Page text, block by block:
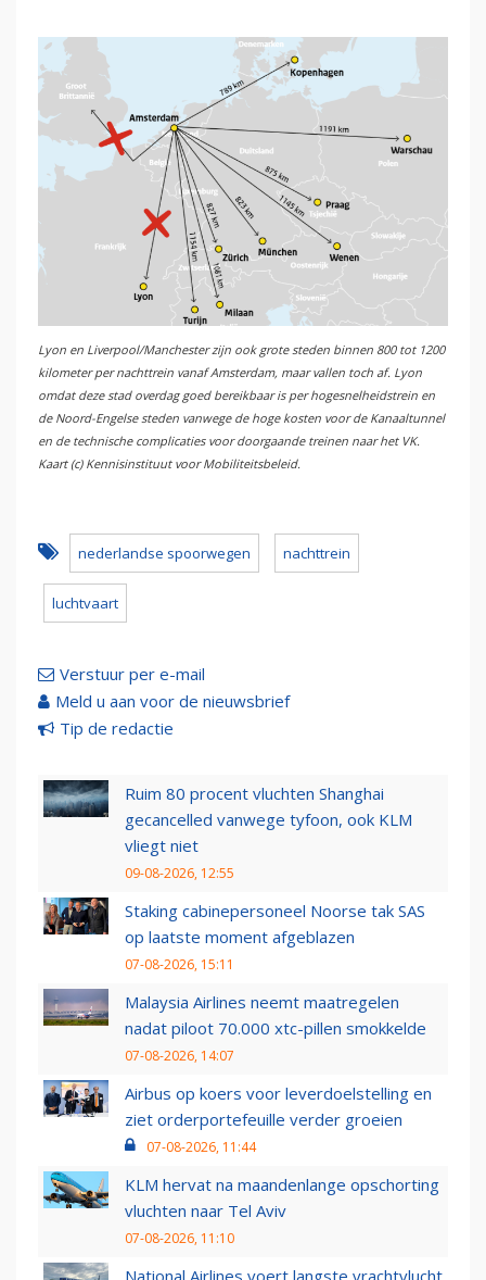
Lyon en Liverpool/Manchester zijn ook grote steden binnen 800 tot 1200
kilometer per nachttrein vanaf Amsterdam, maar vallen toch af. Lyon
omdat deze stad overdag goed bereikbaar is per hogesnelheidstrein en
de Noord-Engelse steden vanwege de hoge kosten voor de Kanaaltunnel
en de technische complicaties voor doorgaande treinen naar het VK.
Kaart (c) Kennisinstituut voor Mobiliteitsbeleid.
nederlandse spoorwegen nachttrein
luchtvaart
Verstuur per e-mail
Meld u aan voor de nieuwsbrief
Tip de redactie
Ruim 80 procent vluchten Shanghai
gecancelled vanwege tyfoon, ook KLM
vliegt niet
09-08-2026, 12:55
Staking cabinepersoneel Noorse tak SAS
op laatste moment afgeblazen
07-08-2026, 15:11
Malaysia Airlines neemt maatregelen
nadat piloot 70.000 xtc-pillen smokkelde
07-08-2026, 14:07
Airbus op koers voor leverdoelstelling en
ziet orderportefeuille verder groeien
07-08-2026, 11:44
KLM hervat na maandenlange opschorting
vluchten naar Tel Aviv
07-08-2026, 11:10
National Airlines voert langste vrachtvlucht